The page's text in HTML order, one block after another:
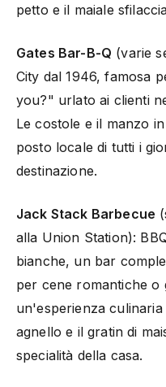
petto e il maiale
Gates Bar-B-Q (varie
City dal 1946, famosa
you?" urlato ai clienti
Le costole e il manzo
posto locale di tutti i
destinazione.
Jack Stack Barbecue
alla Union Station):
bianche, un bar
per cene romantiche o
un'esperienza
agnello e il gratin di
specialità della casa.